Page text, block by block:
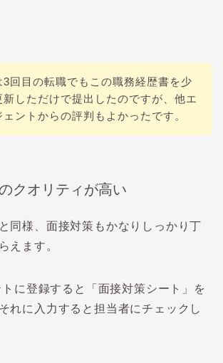
3回目の転職でもこの職務経歴書を少
新しただけで提出したのですが、他エ
ェントからの評判もよかったです。
クオリティが高い
同様、面接対策もかなりしっかり丁
えます。
に登録すると「面接対策シート」を
れに入力すると担当者にチェックし